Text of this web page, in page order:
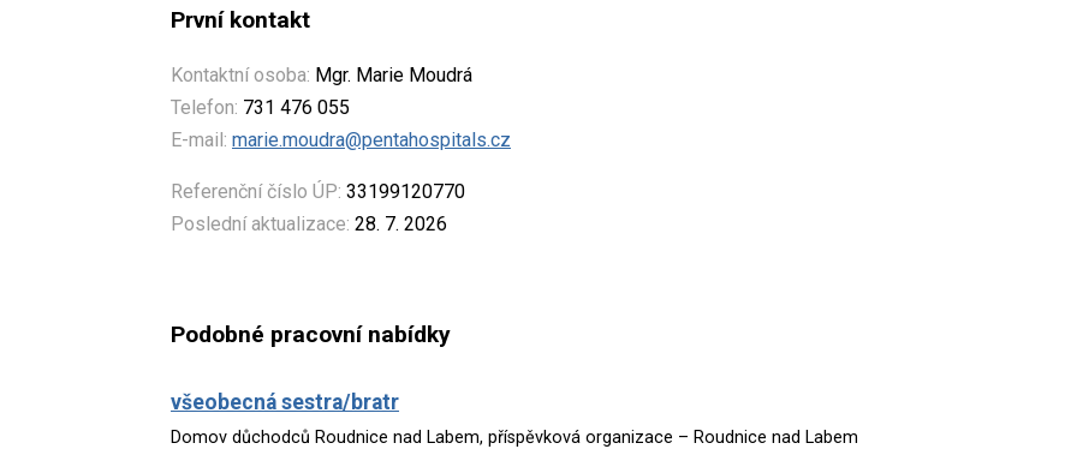
První kontakt
Kontaktní osoba: Mgr. Marie Moudrá
Telefon: 731 476 055
E-mail: marie.moudra@pentahospitals.cz
Referenční číslo ÚP: 33199120770
Poslední aktualizace: 28. 7. 2026
Podobné pracovní nabídky
všeobecná sestra/bratr
Domov důchodců Roudnice nad Labem, příspěvková organizace – Roudnice nad Labem